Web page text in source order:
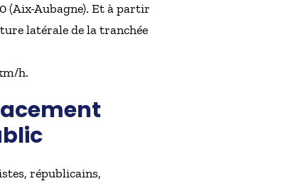
(Aix-Aubagne). Et à partir
latérale de la tranchée
h.
républicains,